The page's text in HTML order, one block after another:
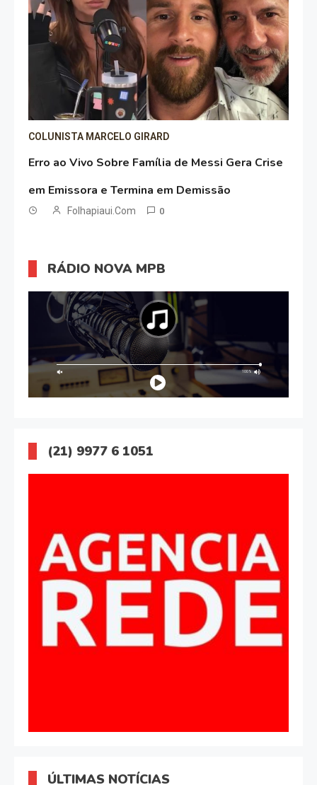
COLUNISTA MARCELO GIRARD
Erro ao Vivo Sobre Família de Messi Gera Crise
em Emissora e Termina em Demissão
Folhapiaui.com 0
RÁDIO NOVA MPB
(21) 9977 6 1051
ÚLTIMAS NOTÍCIAS